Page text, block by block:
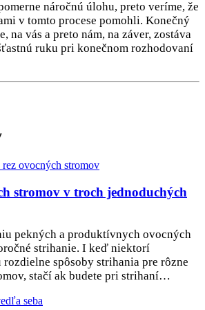
náročnú úlohu, preto veríme, že
v tomto procese pomohli. Konečný
na vás a preto nám, na záver, zostáva
ruku pri konečnom rozhodovaní
stromov v troch jednoduchých
pekných a produktívnych ovocných
strihanie. I keď niektorí
spôsoby strihania pre rôzne
stačí ak budete pri strihaní…